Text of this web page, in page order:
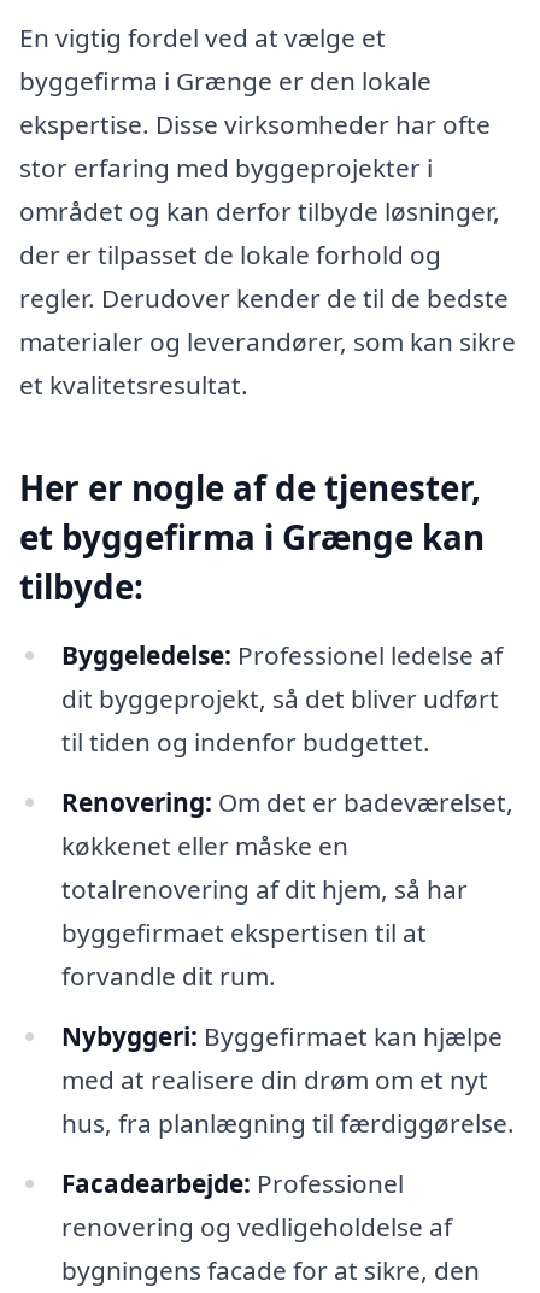
En vigtig fordel ved at vælge et
byggefirma i Grænge er den lokale
ekspertise. Disse virksomheder har ofte
stor erfaring med byggeprojekter i
området og kan derfor tilbyde løsninger,
der er tilpasset de lokale forhold og
regler. Derudover kender de til de bedste
materialer og leverandører, som kan sikre
et kvalitetsresultat.
Her er nogle af de tjenester,
et byggefirma i Grænge kan
tilbyde:
Byggeledelse: Professionel ledelse af
dit byggeprojekt, så det bliver udført
til tiden og indenfor budgettet.
Renovering: Om det er badeværelset,
køkkenet eller måske en
totalrenovering af dit hjem, så har
byggefirmaet ekspertisen til at
forvandle dit rum.
Nybyggeri: Byggefirmaet kan hjælpe
med at realisere din drøm om et nyt
hus, fra planlægning til færdiggørelse.
Facadearbejde: Professionel
renovering og vedligeholdelse af
bygningens facade for at sikre, den